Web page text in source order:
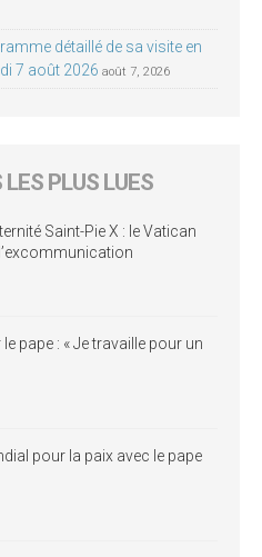
détaillé de sa visite en
7 août 2026 août 7, 2026
PLUS LUES
Saint-Pie X : le Vatican
pape : « Je travaille pour un
pour la paix avec le pape